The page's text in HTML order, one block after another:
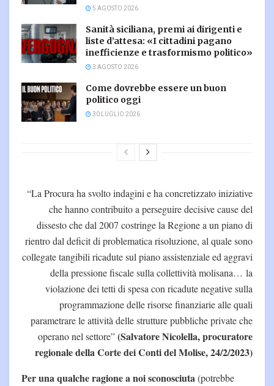
5 AGOSTO 2026
Sanità siciliana, premi ai dirigenti e
liste d’attesa: «I cittadini pagano
inefficienze e trasformismo politico»
3 AGOSTO 2026
Come dovrebbe essere un buon
politico oggi
30 LUGLIO 2026
“La Procura ha svolto indagini e ha concretizzato iniziative
che hanno contribuito a perseguire decisive cause del
dissesto che dal 2007 costringe la Regione a un piano di
rientro dal deficit di problematica risoluzione, al quale sono
collegate tangibili ricadute sul piano assistenziale ed aggravi
della pressione fiscale sulla collettività molisana… la
violazione dei tetti di spesa con ricadute negative sulla
programmazione delle risorse finanziarie alle quali
parametrare le attività delle strutture pubbliche private che
operano nel settore”(Salvatore Nicolella, procuratore
regionale della Corte dei Conti del Molise, 24/2/2023)
Per una qualche ragione a noi sconosciuta(potrebbe